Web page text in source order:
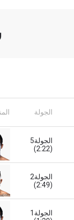
الجولة
الجولة5
(2:22)
الجولة2
(2:49)
الجولة1